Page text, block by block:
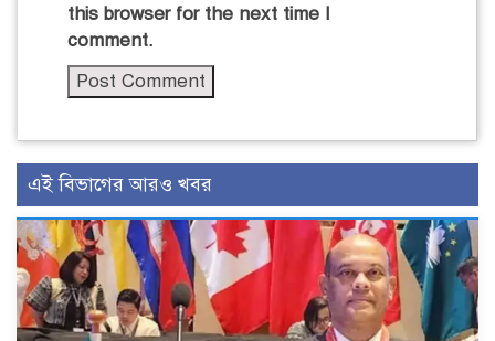
this browser for the next time I
comment.
এই বিভাগের আরও খবর